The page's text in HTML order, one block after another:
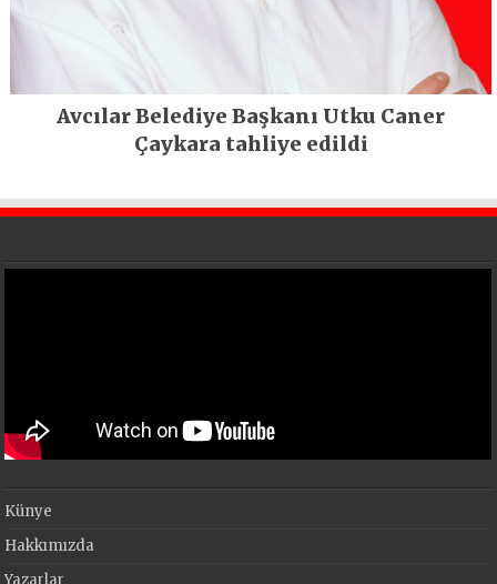
Avcılar Belediye Başkanı Utku Caner
Çaykara tahliye edildi
Künye
Hakkımızda
Yazarlar